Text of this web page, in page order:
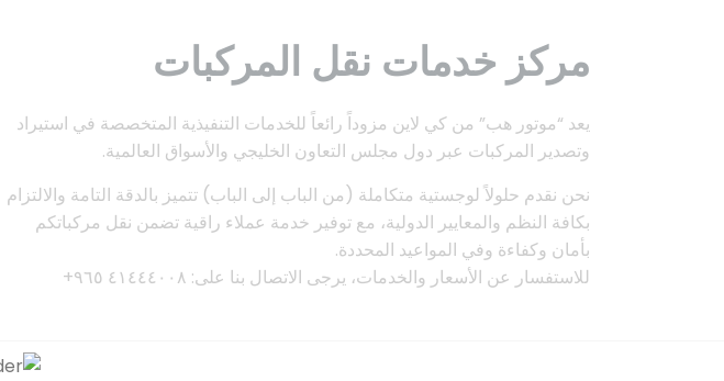
مركز خدمات نقل المركبات
يعد “موتور هب” من كي لاين مزوداً رائعاً للخدمات التنفيذية المتخصصة في استيراد
وتصدير المركبات عبر دول مجلس التعاون الخليجي والأسواق العالمية.
نحن نقدم حلولاً لوجستية متكاملة (من الباب إلى الباب) تتميز بالدقة التامة والالتزام
بكافة النظم والمعايير الدولية، مع توفير خدمة عملاء راقية تضمن نقل مركباتكم
بأمان وكفاءة وفي المواعيد المحددة.
​للاستفسار عن الأسعار والخدمات، يرجى الاتصال بنا على: ٤١٤٤٤٠٠٨ ٩٦٥+